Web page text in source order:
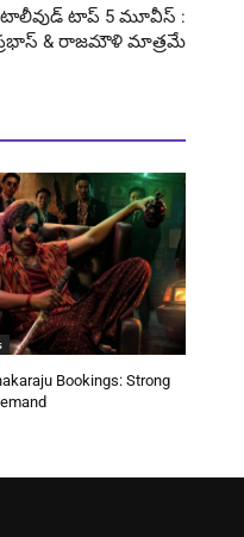
టాలీవుడ్ టాప్ 5 మూవీస్ :
& రాజమౌళి మాత్రమే
Bookings: Strong